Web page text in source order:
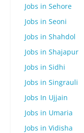
Jobs in Sehore
Jobs in Seoni
Jobs in Shahdol
Jobs in Shajapur
Jobs in Sidhi
Jobs in Singrauli
Jobs In Ujjain
Jobs in Umaria
Jobs in Vidisha